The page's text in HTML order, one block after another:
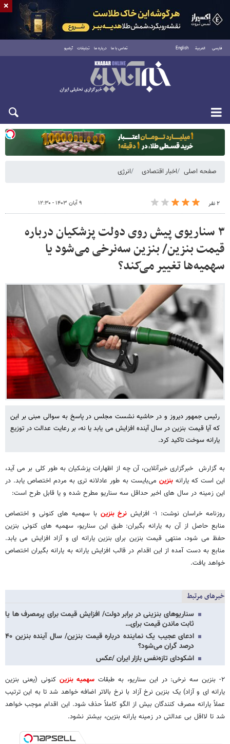
فارسی العربية English تماس با ما درباره ما تبلیغات آرشیو
دوشنبه ۱۹ مرداد ۱۴۰۵
صفحه اصلی اخبار اقتصادی انرژی
۲ نفر ۹ آبان ۱۴۰۳ - ۱۲:۳۰
۳ سناریوی پیش روی دولت پزشکیان درباره
قیمت بنزین/ بنزین سه‌نرخی می‌شود یا
سهمیه‌ها تغییر می‌کند؟
رئیس جمهور دیروز و در حاشیه نشست مجلس در پاسخ به سوالی مبنی بر این
که آیا قیمت بنزین در سال آینده افزایش می یابد یا نه، بر رعایت عدالت در توزیع
یارانه سوخت تاکید کرد.
به گزارش خبرگزاری خبرآنلاین، آن چه از اظهارات پزشکیان به طور کلی بر می آید،
این است که یارانهبنزین می‌بایست به طور عادلانه تری به مردم اختصاص یابد. در
این زمینه در سال های اخیر حداقل سه سناریو مطرح شده و یا قابل طرح است:
روزنامه خراسان نوشت: ۱- افزایش
نرخ بنزین با سهمیه های کنونی و اختصاص
منابع حاصل از آن به یارانه بگیران: طبق این سناریو، سهمیه های کنونی بنزین
حفظ می شود، منتهی قیمت بنزین برای بنزین یارانه ای و آزاد افزایش می یابد.
منابع به دست آمده از این اقدام در قالب افزایش یارانه به یارانه بگیران اختصاص
خواهد یافت.
خبرهای مرتبط
سناریوهای بنزینی در برابر دولت/ افزایش قیمت برای پرمصرف ها یا
ثابت ماندن قیمت برای…
ادعای عجیب یک نماینده درباره قیمت بنزین/ سال آینده بنزین ۴۰
درصد گران می‌شود؟
اشکودای تازه‌نفس بازار ایران /عکس
۲- بنزین سه نرخی: در این سناریو، به طبقات سهمیه بنزین کنونی (یعنی بنزین
یارانه ای و آزاد) یک بنزین نرخ آزاد با نرخ بالاتر اضافه خواهد شد تا به این ترتیب
عملاً یارانه مصرف کنندگان بیش از الگو کاملاً حذف شود. این اقدام موجب خواهد
شد تا لااقل بی عدالتی در زمینه یارانه بنزین، بیشتر نشود.
×